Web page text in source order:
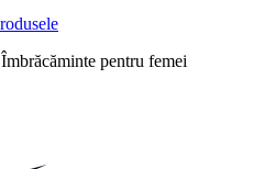
Îmbrăcăminte pentru femei